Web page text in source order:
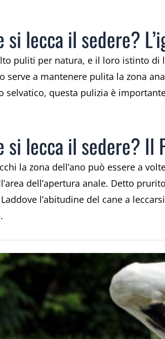
si lecca il sedere?
puliti per natura, e il loro istinto
serve a mantenere pulita la zona
selvatico, questa pulizia è
si lecca il sedere? Il
la zona dell’ano può essere a
dell’apertura anale. Detto
l’abitudine del cane a